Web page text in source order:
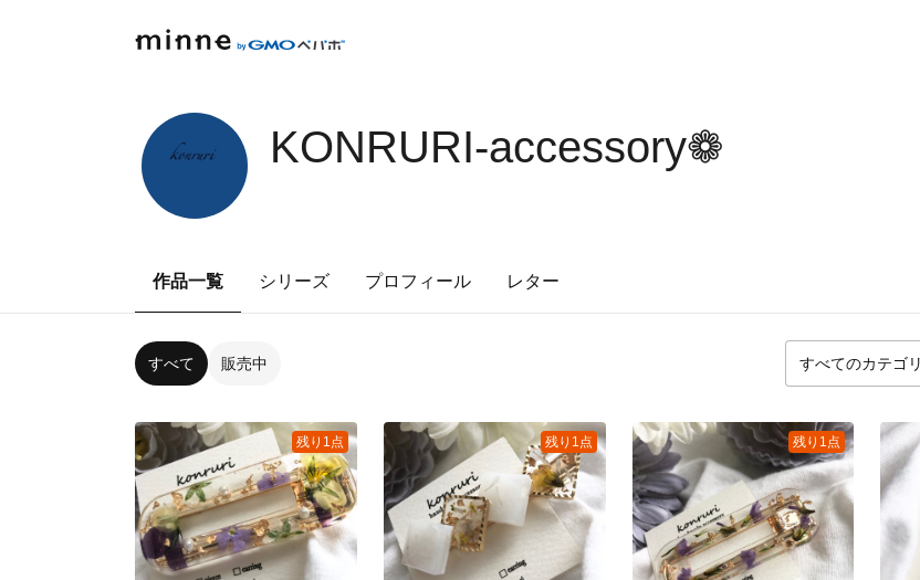
KONRURI-accessory❁
作品一覧 シリーズ プロフィール レター
すべて 販売中
残り1点 残り1点 残り1点